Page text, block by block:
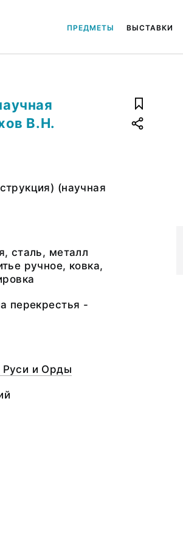
ПРЕДМЕТЫ ВЫСТАВКИ
В.Н.
(научная
сталь, металл
ручное, ковка,
перекрестья -
Руси и Орды